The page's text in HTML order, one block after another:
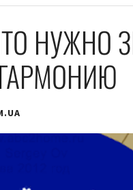
НУЖНО